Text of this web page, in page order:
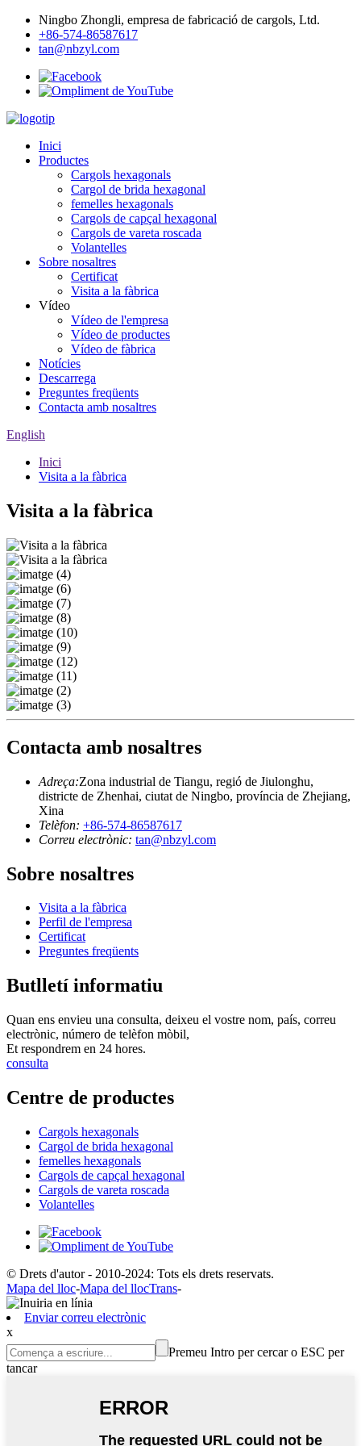
Ningbo Zhongli, empresa de fabricació de cargols, Ltd.
+86-574-86587617
tan@nbzyl.com
Inici
Productes
Cargols hexagonals
Cargol de brida hexagonal
femelles hexagonals
Cargols de capçal hexagonal
Cargols de vareta roscada
Volantelles
Sobre nosaltres
Certificat
Visita a la fàbrica
Vídeo
Vídeo de l'empresa
Vídeo de productes
Vídeo de fàbrica
Notícies
Descarrega
Preguntes freqüents
Contacta amb nosaltres
English
Inici
Visita a la fàbrica
Visita a la fàbrica
Contacta amb nosaltres
Adreça:Zona industrial de Tiangu, regió de Jiulonghu,
districte de Zhenhai, ciutat de Ningbo, província de Zhejiang,
Xina
Telèfon: +86-574-86587617
Correu electrònic: tan@nbzyl.com
Sobre nosaltres
Visita a la fàbrica
Perfil de l'empresa
Certificat
Preguntes freqüents
Butlletí informatiu
Quan ens envieu una consulta, deixeu el vostre nom, país, correu
electrònic, número de telèfon mòbil,
Et respondrem en 24 hores.
consulta
Centre de productes
Cargols hexagonals
Cargol de brida hexagonal
femelles hexagonals
Cargols de capçal hexagonal
Cargols de vareta roscada
Volantelles
© Drets d'autor - 2010-2024: Tots els drets reservats.
Mapa del lloc-Mapa del llocTrans-
Enviar correu electrònic
x
Premeu Intro per cercar o ESC per
tancar